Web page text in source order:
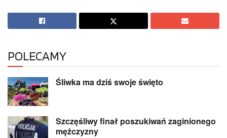
POLECAMY
Śliwka ma dziś swoje święto
Szczęśliwy finał poszukiwań zaginionego
mężczyzny